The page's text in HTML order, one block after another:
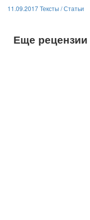
11.09.2017Тексты /Статьи
Еще рецензии